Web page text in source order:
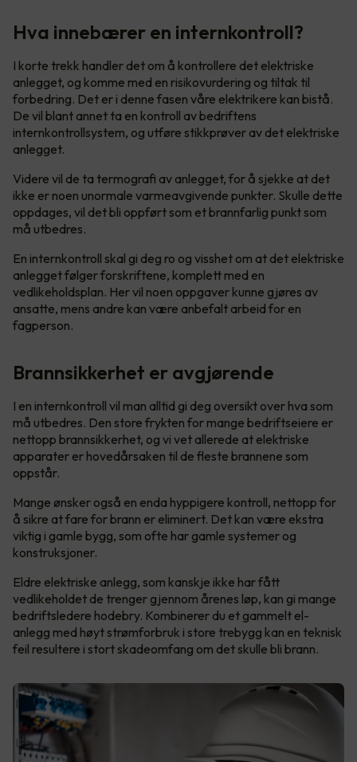
Hva innebærer en internkontroll?
I korte trekk handler det om å kontrollere det elektriske
anlegget, og komme med en risikovurdering og tiltak til
forbedring. Det er i denne fasen våre elektrikere kan bistå.
De vil blant annet ta en kontroll av bedriftens
internkontrollsystem, og utføre stikkprøver av det elektriske
anlegget.
Videre vil de ta termografi av anlegget, for å sjekke at det
ikke er noen unormale varmeavgivende punkter. Skulle dette
oppdages, vil det bli oppført som et brannfarlig punkt som
må utbedres.
En internkontroll skal gi deg ro og visshet om at det elektriske
anlegget følger forskriftene, komplett med en
vedlikeholdsplan. Her vil noen oppgaver kunne gjøres av
ansatte, mens andre kan være anbefalt arbeid for en
fagperson.
Brannsikkerhet er avgjørende
I en internkontroll vil man alltid gi deg oversikt over hva som
må utbedres. Den store frykten for mange bedriftseiere er
nettopp brannsikkerhet, og vi vet allerede at elektriske
apparater er hovedårsaken til de fleste brannene som
oppstår.
Mange ønsker også en enda hyppigere kontroll, nettopp for
å sikre at fare for brann er eliminert. Det kan være ekstra
viktig i gamle bygg, som ofte har gamle systemer og
konstruksjoner.
Eldre elektriske anlegg, som kanskje ikke har fått
vedlikeholdet de trenger gjennom årenes løp, kan gi mange
bedriftsledere hodebry. Kombinerer du et gammelt el-
anlegg med høyt strømforbruk i store trebygg kan en teknisk
feil resultere i stort skadeomfang om det skulle bli brann.